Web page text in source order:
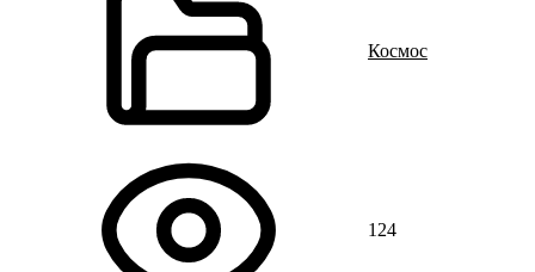
Космос
124